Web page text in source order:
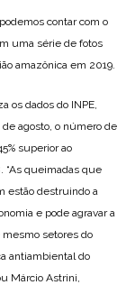
contar com o
uma série de fotos
amazônica em 2019.
os dados do INPE,
agosto, o número de
superior ao
“As queimadas que
estão destruindo a
e pode agravar a
setores do
antiambiental do
Márcio Astrini,